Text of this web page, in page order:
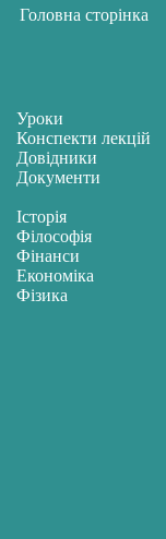
Уроки
Конспекти лекцій
Довідники
Документи
Історія
Філософія
Фінанси
Економіка
Фізика
Головна сторінка